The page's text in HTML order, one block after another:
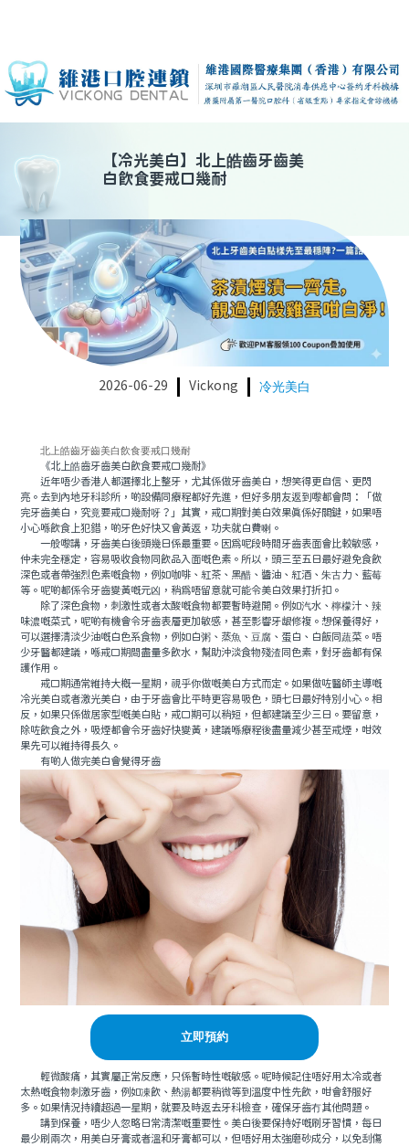
【冷光美白】 北上皓齒牙齒美
白飲食要戒口幾耐
2026-06-29 Vickong 冷光美白
北上皓齒牙齒美白飲食要戒口幾耐
《北上皓齒牙齒美白飲食要戒口幾耐》
近年唔少香港人都選擇北上整牙，尤其係做牙齒美白，想笑得更自信、更閃
亮。去到內地牙科診所，啲設備同療程都好先進，但好多朋友返到嚟都會問：「做
完牙齒美白，究竟要戒口幾耐呀？」其實，戒口期對美白效果真係好關鍵，如果唔
小心喺飲食上犯錯，啲牙色好快又會黃返，功夫就白費喇。
一般嚟講，牙齒美白後頭幾日係最重要。因爲呢段時間牙齒表面會比較敏感，
仲未完全穩定，容易吸收食物同飲品入面嘅色素。所以，頭三至五日最好避免食飲
深色或者帶強烈色素嘅食物，例如咖啡、紅茶、黑醋、醬油、紅酒、朱古力、藍莓
等。呢啲都係令牙齒變黃嘅元凶，稍爲唔留意就可能令美白效果打折扣。
除了深色食物，刺激性或者太酸嘅食物都要暫時避開。例如汽水、檸檬汁、辣
味濃嘅菜式，呢啲有機會令牙齒表層更加敏感，甚至影響牙龈修複。想保養得好，
可以選擇清淡少油嘅白色系食物，例如白粥、蒸魚、豆腐、蛋白、白飯同蔬菜。唔
少牙醫都建議，喺戒口期間盡量多飲水，幫助沖淡食物殘渣同色素，對牙齒都有保
護作用。
戒口期通常維持大概一星期，視乎你做嘅美白方式而定。如果做咗醫師主導嘅
冷光美白或者激光美白，由于牙齒會比平時更容易吸色，頭七日最好特別小心。相
反，如果只係做居家型嘅美白貼，戒口期可以稍短，但都建議至少三日。要留意，
除咗飲食之外，吸煙都會令牙齒好快變黃，建議喺療程後盡量減少甚至戒煙，咁效
果先可以維持得長久。
有啲人做完美白會覺得牙齒
立即預約
輕微酸痛，其實屬正常反應，只係暫時性嘅敏感。呢時候記住唔好用太冷或者
太熱嘅食物刺激牙齒，例如凍飲、熱湯都要稍微等到溫度中性先飲，咁會舒服好
多。如果情況持續超過一星期，就要及時返去牙科檢查，確保牙齒冇其他問題。
講到保養，唔少人忽略日常清潔嘅重要性。美白後要保持好嘅刷牙習慣，每日
最少刷兩次，用美白牙膏或者溫和牙膏都可以，但唔好用太強磨砂成分，以免刮傷